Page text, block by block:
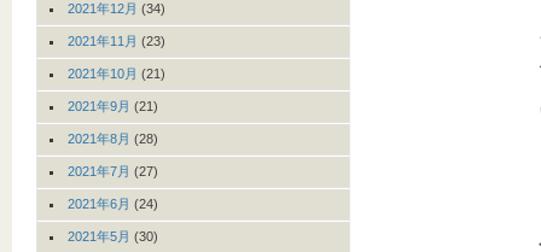
2021年12月 (34)
2021年11月 (23)
2021年10月 (21)
2021年9月 (21)
2021年8月 (28)
2021年7月 (27)
2021年6月 (24)
2021年5月 (30)